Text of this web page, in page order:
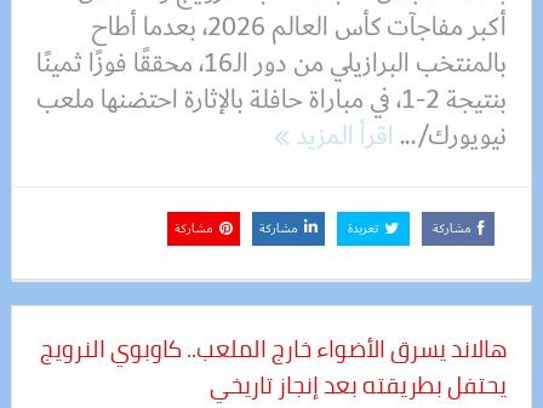
أكبر مفاجآت كأس العالم 2026، بعدما أطاح
بالمنتخب البرازيلي من دور الـ16، محققًا فوزًا ثمينًا
بنتيجة 2-1، في مباراة حافلة بالإثارة احتضنها ملعب
نيويورك/...اقرأ المزيد
مشاركة تغريدة مشاركة مشاركة
هالاند يسرق الأضواء خارج الملعب.. كاوبوي النرويج
يحتفل بطريقته بعد إنجاز تاريخي